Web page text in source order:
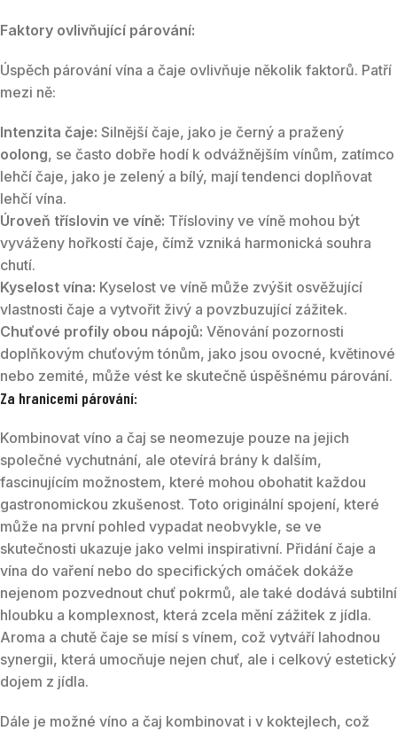
Faktory ovlivňující párování:
Úspěch párování vína a čaje ovlivňuje několik faktorů. Patří
mezi ně:
Intenzita čaje: Silnější čaje, jako je černý a pražený
oolong, se často dobře hodí k odvážnějším vínům, zatímco
lehčí čaje, jako je zelený a bílý, mají tendenci doplňovat
lehčí vína.
Úroveň tříslovin ve víně: Třísloviny ve víně mohou být
vyváženy hořkostí čaje, čímž vzniká harmonická souhra
chutí.
Kyselost vína: Kyselost ve víně může zvýšit osvěžující
vlastnosti čaje a vytvořit živý a povzbuzující zážitek.
Chuťové profily obou nápojů: Věnování pozornosti
doplňkovým chuťovým tónům, jako jsou ovocné, květinové
nebo zemité, může vést ke skutečně úspěšnému párování.
Za hranicemi párování:
Kombinovat víno a čaj se neomezuje pouze na jejich
společné vychutnání, ale otevírá brány k dalším,
fascinujícím možnostem, které mohou obohatit každou
gastronomickou zkušenost. Toto originální spojení, které
může na první pohled vypadat neobvykle, se ve
skutečnosti ukazuje jako velmi inspirativní. Přidání čaje a
vína do vaření nebo do specifických omáček dokáže
nejenom pozvednout chuť pokrmů, ale také dodává subtilní
hloubku a komplexnost, která zcela mění zážitek z jídla.
Aroma a chutě čaje se mísí s vínem, což vytváří lahodnou
synergii, která umocňuje nejen chuť, ale i celkový estetický
dojem z jídla.
Dále je možné víno a čaj kombinovat i v koktejlech, což